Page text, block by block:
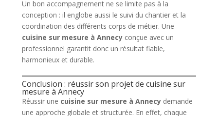
Un bon accompagnement ne se limite pas à la
conception : il englobe aussi le suivi du chantier et la
coordination des différents corps de métier. Une
cuisine sur mesure à Annecyconçue avec un
professionnel garantit donc un résultat fiable,
harmonieux et durable.
Conclusion : réussir son projet de cuisine sur
mesure à Annecy
Réussir une cuisine sur mesure à Annecydemande
une approche globale et structurée. En effet, chaque